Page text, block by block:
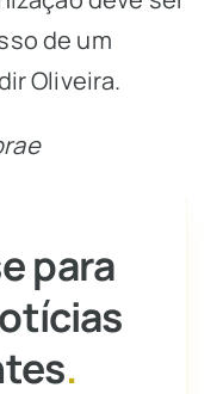
de um
Oliveira.
para
.